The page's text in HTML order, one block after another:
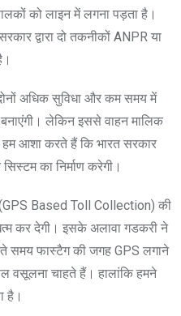
को लाइन में लगना पड़ता है।
द्वारा दो तकनीकों ANPR या
अधिक सुविधा और कम समय में
लेकिन इससे वाहन मालिक
आशा करते हैं कि भारत सरकार
का निर्माण करेगी।
Based Toll Collection) की
कर देगी। इसके अलावा गडकरी ने
समय फास्टैग की जगह GPS लगाने
वसूलना चाहते हैं। हालांकि हमने
है।